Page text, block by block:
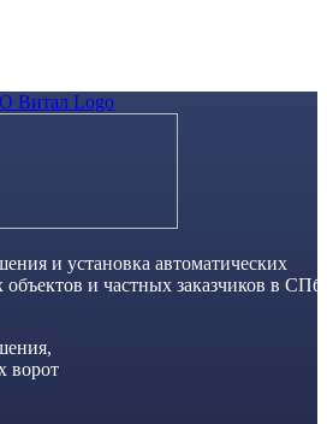
и установка автоматических
и частных заказчиков в СПб
ворот